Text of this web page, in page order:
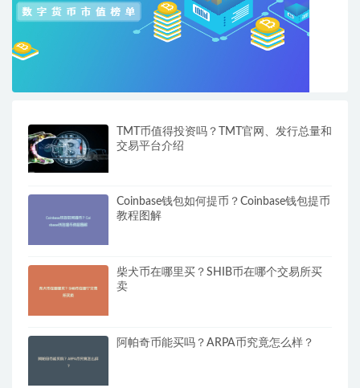
TMT币值得投资吗？TMT官网、发行总量和
交易平台介绍
Coinbase钱包如何提币？Coinbase钱包提币
教程图解
柴犬币在哪里买？SHIB币在哪个交易所买
卖
阿帕奇币能买吗？ARPA币究竟怎么样？